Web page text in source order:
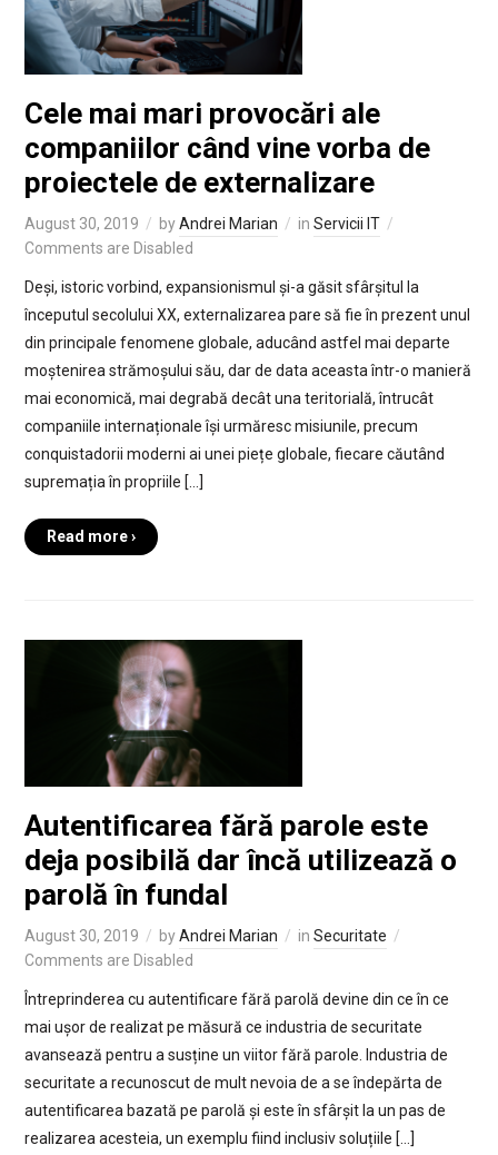
Cele mai mari provocări ale
companiilor când vine vorba de
proiectele de externalizare
August 30, 2019 byAndrei Marian in Servicii IT
Comments are Disabled
Deși, istoric vorbind, expansionismul și-a găsit sfârșitul la
începutul secolului XX, externalizarea pare să fie în prezent unul
din principale fenomene globale, aducând astfel mai departe
moștenirea strămoșului său, dar de data aceasta într-o manieră
mai economică, mai degrabă decât una teritorială, întrucât
companiile internaționale își urmăresc misiunile, precum
conquistadorii moderni ai unei piețe globale, fiecare căutând
supremația în propriile […]
Read more ›
Autentificarea fără parole este
deja posibilă dar încă utilizează o
parolă în fundal
August 30, 2019 byAndrei Marian in Securitate
Comments are Disabled
Întreprinderea cu autentificare fără parolă devine din ce în ce
mai ușor de realizat pe măsură ce industria de securitate
avansează pentru a susține un viitor fără parole. Industria de
securitate a recunoscut de mult nevoia de a se îndepărta de
autentificarea bazată pe parolă și este în sfârșit la un pas de
realizarea acesteia, un exemplu fiind inclusiv soluțiile […]